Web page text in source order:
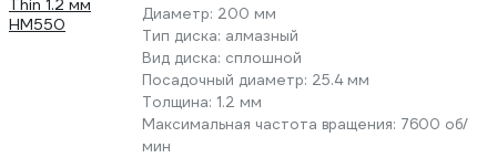
Диаметр: 200 мм
Тип диска: алмазный
Вид диска: сплошной
Посадочный диаметр: 25.4 мм
Толщина: 1.2 мм
Максимальная частота вращения: 7600 об/
мин